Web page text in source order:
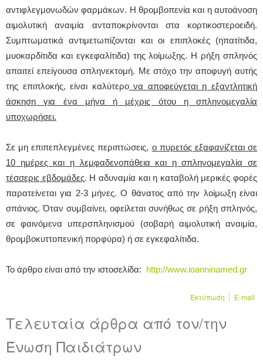
αντιφλεγμονωδών φαρμάκων. Η θρομβοπενία και η αυτοάνοση
αιμολυτική αναιμία ανταποκρίνονται στα κορτικοστεροειδή.
Συμπτωματικά αντιμετωπίζονται και οι επιπλοκές (ηπατίτιδα,
μυοκαρδίτιδα και εγκεφαλίτιδα) της λοίμωξης. Η ρήξη σπληνός
απαιτεί επείγουσα σπληνεκτομή. Με στόχο την αποφυγή αυτής
της επιπλοκής, είναι καλύτερονα αποφεύγεται η εξαντλητική
άσκηση για ένα μήνα ή μέχρις ότου η σπληνομεγαλία
υποχωρήσει.
Σε μη επιπεπλεγμένες περιπτώσεις, ο πυρετός εξαφανίζεται σε
10 ημέρες και η λεμφαδενοπάθεια και η σπληνομεγαλία σε
τέσσερις εβδομάδες. Η αδυναμία και η καταβολή μερικές φορές
παρατείνεται για 2-3 μήνες. Ο θάνατος από την λοίμωξη είναι
σπάνιος. Όταν συμβαίνει, οφείλεται συνήθως σε ρήξη σπληνός,
σε φαινόμενα υπερσπληνισμού (σοβαρή αιμολυτική αναιμία,
θρομβοκυττοπενική πορφύρα) ή σε εγκεφαλίτιδα.
Το άρθρο είναι από την ιστοσελίδα: http://www.ioanninamed.gr
Εκτύπωση E-mail
Τελευταία άρθρα από τον/την
Ένωση Παιδιάτρων